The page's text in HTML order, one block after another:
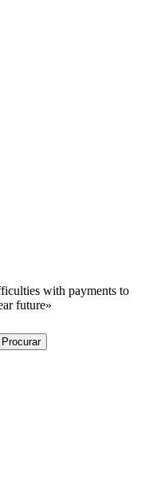
with payments to
future»
Procurar